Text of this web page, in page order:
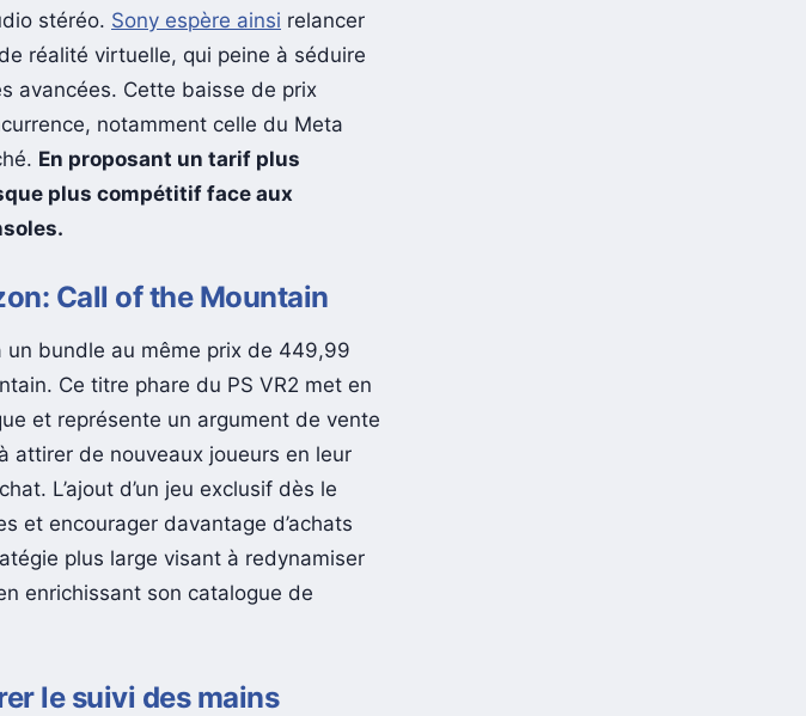
stéréo. Sony espère ainsi relancer
réalité virtuelle, qui peine à séduire
avancées. Cette baisse de prix
notamment celle du Meta
En proposant un tarif plus
plus compétitif face aux
Call of the Mountain
un bundle au même prix de 449,99
Ce titre phare du PS VR2 met en
et représente un argument de vente
attirer de nouveaux joueurs en leur
L’ajout d’un jeu exclusif dès le
et encourager davantage d’achats
plus large visant à redynamiser
enrichissant son catalogue de
le suivi des mains